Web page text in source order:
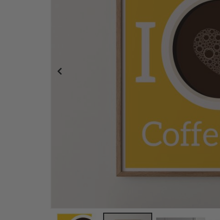
Personalisiertes Poster - Individueller Karten-